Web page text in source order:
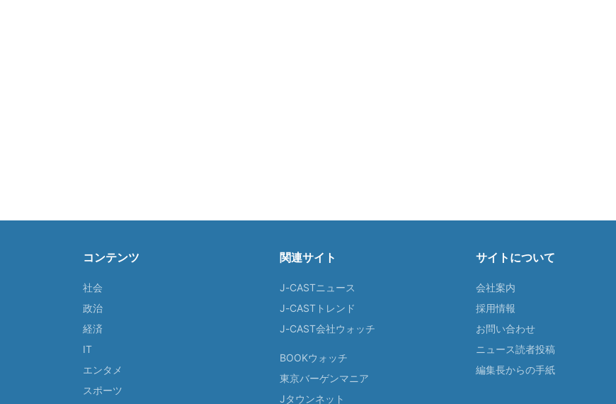
コンテンツ
社会
政治
経済
IT
エンタメ
スポーツ
関連サイト
J-CASTニュース
J-CASTトレンド
J-CAST会社ウォッチ
BOOKウォッチ
東京バーゲンマニア
Jタウンネット
サイトについて
会社案内
採用情報
お問い合わせ
ニュース読者投稿
編集長からの手紙